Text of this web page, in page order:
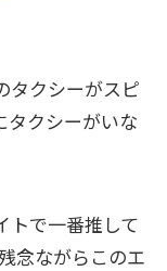
タクシーがスピ
タクシーがいな
トで一番推して
念ながらこのエ